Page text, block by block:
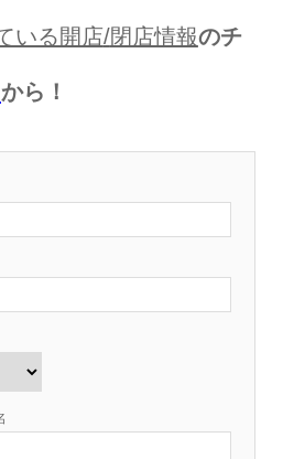
いる開店/閉店情報のチ
から！